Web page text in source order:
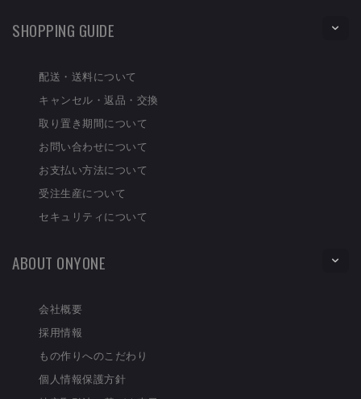
SHOPPING GUIDE
配送・送料について
キャンセル・返品・交換
取り置き期間について
お問い合わせについて
お支払い方法について
受注生産について
セキュリティについて
ABOUT ONYONE
会社概要
採用情報
もの作りへのこだわり
個人情報保護方針